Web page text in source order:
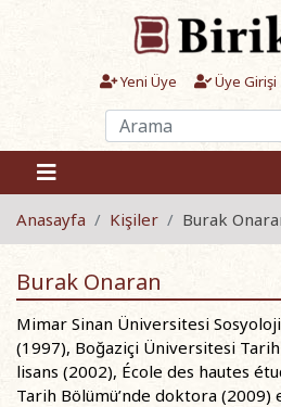
Yeni Üye Üye Girişi
Anasayfa Kişiler Burak
Burak Onaran
Mimar Sinan Üniversitesi
(1997), Boğaziçi Üniversitesi
lisans (2002), École des hautes
Tarih Bölümü’nde doktora (2009)